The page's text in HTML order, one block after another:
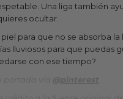
Una liga también
ocultar.
para que no se absorba
lluviosos para que puedas
con ese tiempo?